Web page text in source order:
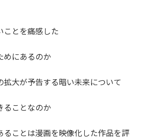
ことを痛感した
めにあるのか
拡大が予告する暗い未来について
ることなのか
ることは漫画を映像化した作品を評